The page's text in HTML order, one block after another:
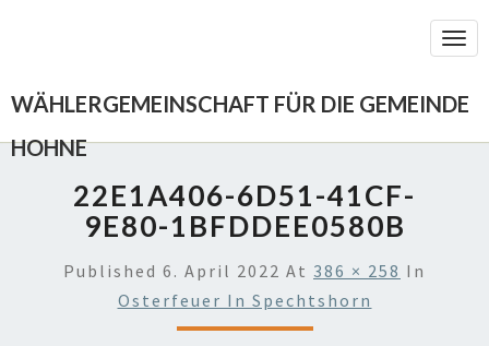
WÄHLERGEMEINSCHAFT FÜR DIE GEMEINDE
HOHNE
22E1A406-6D51-41CF-
9E80-1BFDDEE0580B
Published 6. April 2022 At 386 × 258 In
Osterfeuer In Spechtshorn